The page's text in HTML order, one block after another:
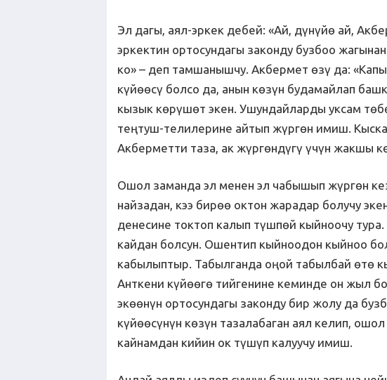
Эл дагы, аял-эркек дебей: «Ай, дүнүйө ай,
эркектин ортосундагы законду бузбоо
ко» – деп тамшанышчу. Акбермет өзү да:
күйөөсү болсо да, анын көзүн будамайлап
кызык көрүшөт экен. Ушундайларды уксам
теңтуш-телилерине айтып жүргөн имиш.
Акберметти таза, ак жүргөндүгү үчүн жакшы
Ошол заманда эл менен эл чабышып жүргөн
найзадан, кээ бирөө октон жарадар болучу
денесине токтоп калып түшпөй кыйноочу
кайдан болсун. Ошентип кыйноодон кыйноо
кабылыптыр. Табылганда оңой табылбай өтө
Анткени күйөөгө тийгенине кеминде он жыл
экөөнүн ортосундагы законду бир жолу да
күйөөсүнүн көзүн тазалабаган аял келип,
кайнамдан кийин ок түшүп калуучу имиш.